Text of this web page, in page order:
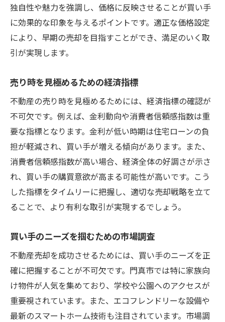
独自性や魅力を強調し、価格に反映させることが買い手
に効果的な印象を与えるポイントです。適正な価格設定
により、早期の売却を目指すことができ、満足のいく取
引が実現します。
売り時を見極めるための経済指標
不動産の売り時を見極めるためには、経済指標の確認が
不可欠です。例えば、金利動向や消費者信頼感指数は重
要な指標となります。金利が低い時期は住宅ローンの負
担が軽減され、買い手が増える傾向があります。また、
消費者信頼感指数が高い場合、経済全体の好調さが示さ
れ、買い手の購買意欲が高まる可能性が高いです。こう
した指標をタイムリーに把握し、適切な売却戦略を立て
ることで、より有利な取引が実現するでしょう。
買い手のニーズを掴むための市場調査
不動産売却を成功させるためには、買い手のニーズを正
確に把握することが不可欠です。門真市では特に家族向
け物件が人気を集めており、学校や公園へのアクセスが
重要視されています。また、エコフレンドリーな設備や
最新のスマートホーム技術も注目されています。市場調